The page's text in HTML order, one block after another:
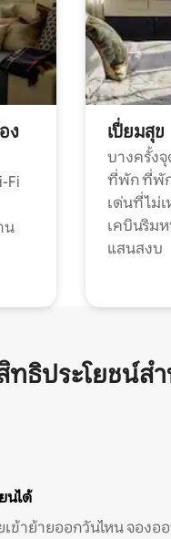
ง
Fi
น
เปี่ยมสุข
บางครั้ง
ที่พัก ที่พัก
เด่นที่ไม่เ
เคบินริม
แสนสงบ
ธิประโยชน์ส
นได้
เข้าย้ายออกวันไหน จองอ